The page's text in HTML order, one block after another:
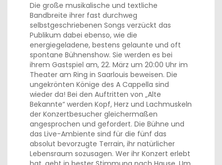
Die große musikalische und textliche
Bandbreite ihrer fast durchweg
selbstgeschriebenen Songs verzückt das
Publikum dabei ebenso, wie die
energiegeladene, bestens gelaunte und oft
spontane Bühnenshow. Sie werden es bei
ihrem Gastspiel am, 22. März um 20:00 Uhr im
Theater am Ring in Saarlouis beweisen. Die
ungekrönten Könige des A Cappella sind
wieder da! Bei den Auftritten von „Alte
Bekannte“ werden Kopf, Herz und Lachmuskeln
der Konzertbesucher gleichermaßen
angesprochen und gefordert. Die Bühne und
das Live-Ambiente sind für die fünf das
absolut bevorzugte Terrain, ihr natürlicher
Lebensraum sozusagen. Wer ihr Konzert erlebt